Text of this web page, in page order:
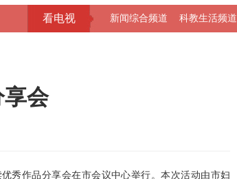
看电视 新闻综合频道 科教生活频道
会
秀作品分享会在市会议中心举行。本次活动由市妇